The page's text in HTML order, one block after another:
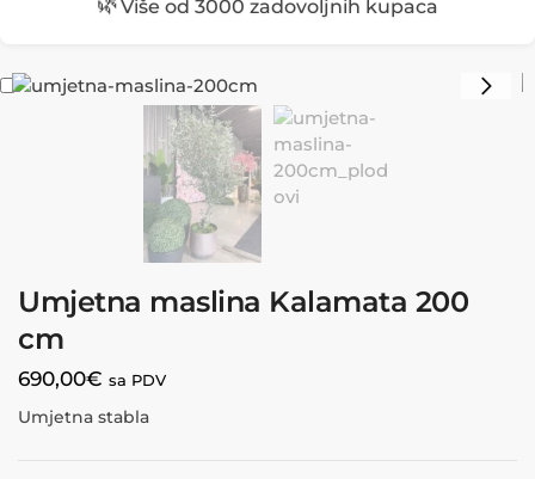
Više od 3000 zadovoljnih kupaca
Umjetna maslina Kalamata 200
cm
690,00€ sa PDV
Umjetna stabla